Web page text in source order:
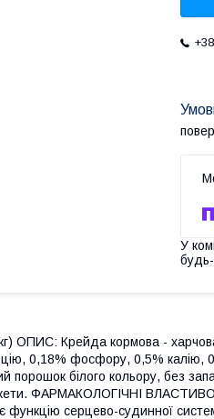
У
ОПИС: Крейда кормова -
0,18% фосфору, 0,5% калію,
порошок білого кольору, без
ФАРМАКОЛОГІЧНІ
функцію серцево-судинної